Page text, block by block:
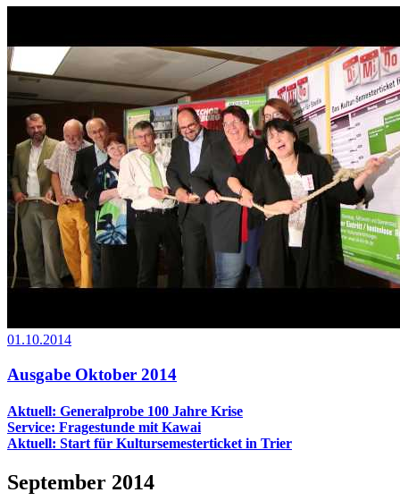
01.10.2014
Ausgabe Oktober 2014
Aktuell: Generalprobe 100 Jahre Krise
Service: Fragestunde mit Kawai
Aktuell: Start für Kultursemesterticket in Trier
September 2014